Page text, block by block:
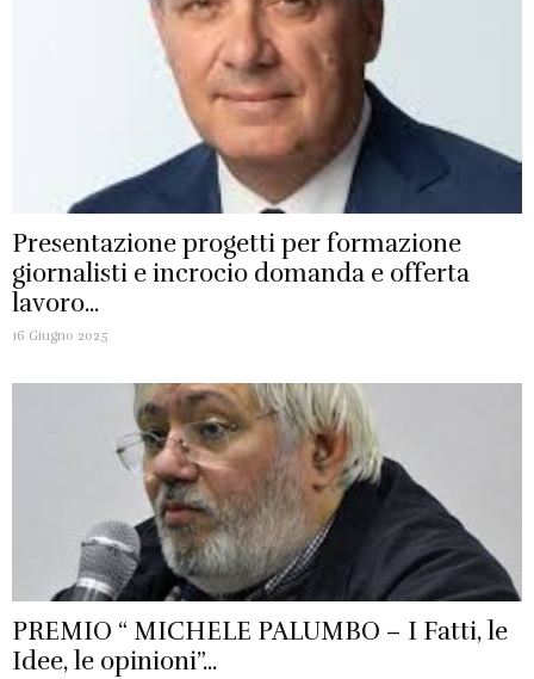
Presentazione progetti per formazione
giornalisti e incrocio domanda e offerta
lavoro...
16 Giugno 2025
PREMIO “ MICHELE PALUMBO – I Fatti, le
Idee, le opinioni”...